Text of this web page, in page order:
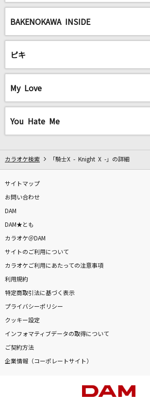
トリコ
Nissy(西島隆弘)
ブラッディ・グルービー
ChroNoiR
乃木坂46
カラオケ最新情報をチェック！
自宅でカラオケ歌い放題！
BAKENOKAWA INSIDE
ピキ
My Love
You Hate Me
カラオケ検索 「騎士X - Knight X -」の詳細
サイトマップ
お問い合わせ
DAM
DAM★とも
カラオケ＠DAM
サイトのご利用について
カラオケご利用にあたっての注意事項
利用規約
特定商取引法に基づく表示
プライバシーポリシー
クッキー設定
インフォマティブデータの取得について
ご契約方法
企業情報（コーポレートサイト）